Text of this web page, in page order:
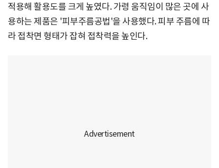
적용해 활용도를 크게 높였다. 가령 움직임이 많은 곳에 사
용하는 제품은 '피부주름공법'을 사용했다. 피부 주름에 따
라 접착면 형태가 잡혀 접착력을 높인다.